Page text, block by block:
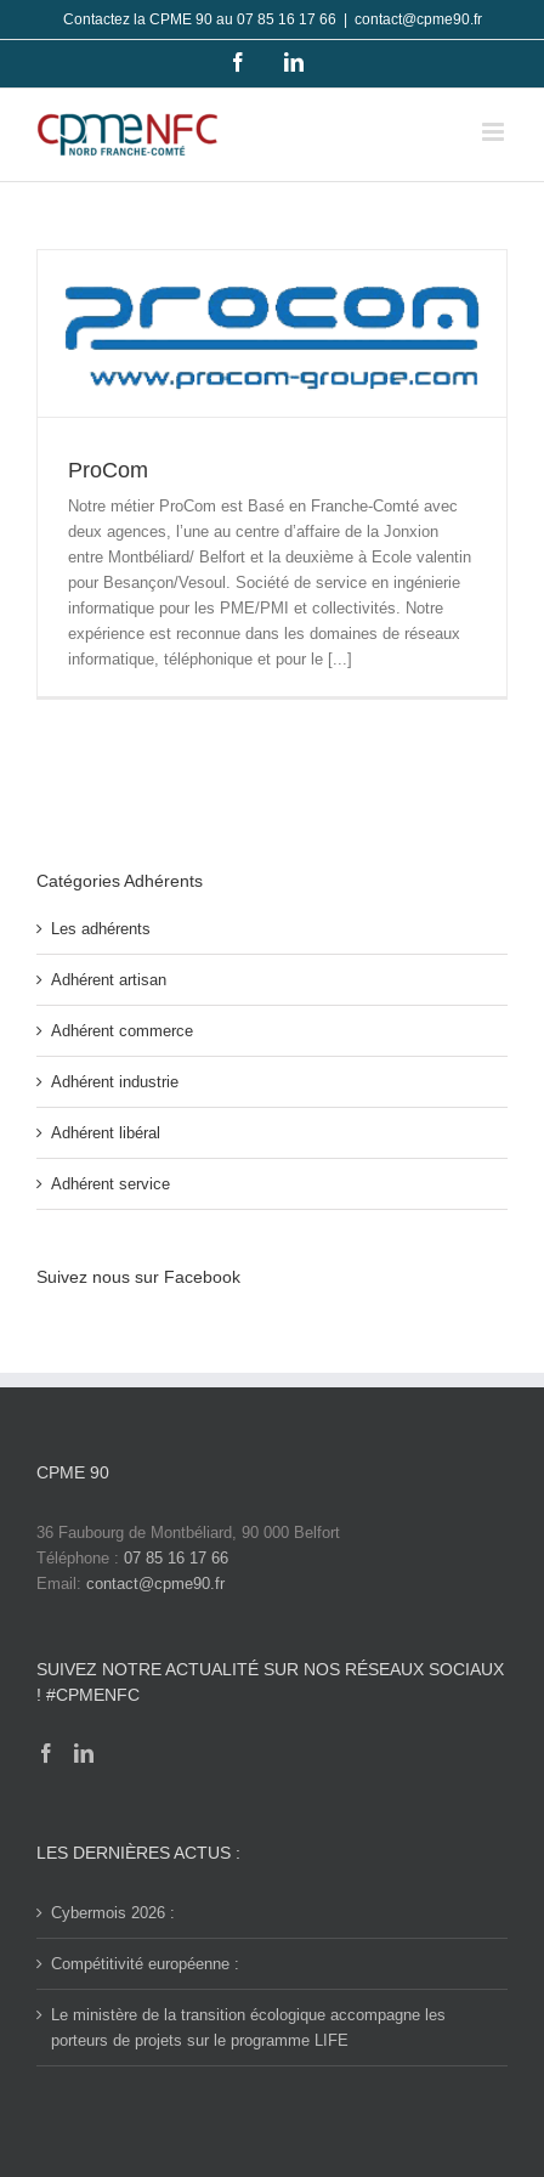
au
Contactez la CPME 90 au 07 85 16 17 66 contact@cpme90.fr
FacebookLinkedIn
ProCom
Notre métier ProCom est Basé en Franche-Comté avec
deux agences, l’une au centre d’affaire de la Jonxion
entre Montbéliard/ Belfort et la deuxième à Ecole valentin
pour Besançon/Vesoul. Société de service en ingénierie
informatique pour les PME/PMI et collectivités. Notre
expérience est reconnue dans les domaines de réseaux
informatique, téléphonique et pour le [...]
Catégories Adhérents
Les adhérents
Adhérent artisan
Adhérent commerce
Adhérent industrie
Adhérent libéral
Adhérent service
Suivez nous sur Facebook
CPME 90
36 Faubourg de Montbéliard, 90 000 Belfort
Téléphone : 07 85 16 17 66
Email: contact@cpme90.fr
SUIVEZ NOTRE ACTUALITÉ SUR NOS RÉSEAUX SOCIAUX
! #CPMENFC
LES DERNIÈRES ACTUS :
Cybermois 2026 :
Compétitivité européenne :
Le ministère de la transition écologique accompagne les
porteurs de projets sur le programme LIFE